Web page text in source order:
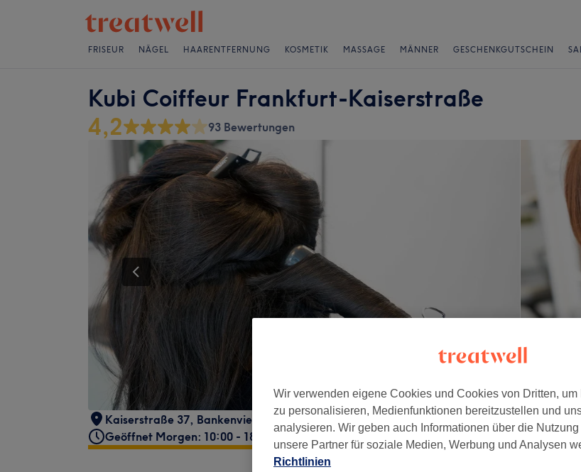
FRISEUR NÄGEL HAARENTFERNUNG KOSMETIK MASSAGE MÄNNER GESCHENKGUTSCHEIN
Kubi Coiffeur Frankfurt-Kaiserstraße
4,2 93 Bewertungen
Kaiserstraße 37, Bankenviertel , Frankfurt am Main
Geöffnet Morgen: 10:00 - 18:30
Wir verwenden eigene Cookies und Cookies von Dritten, um
zu personalisieren, Medienfunktionen bereitzustellen und
analysieren. Wir geben auch Informationen über die
unsere Partner für soziale Medien, Werbung und Analysen
Richtlinien